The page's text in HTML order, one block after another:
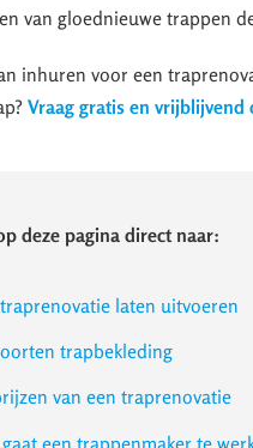
van gloednieuwe trappen
inhuren voor een
Vraag gratis en vrijblijvend
deze pagina direct naar:
laten uitvoeren
trapbekleding
van een traprenovatie
een trappenmaker te